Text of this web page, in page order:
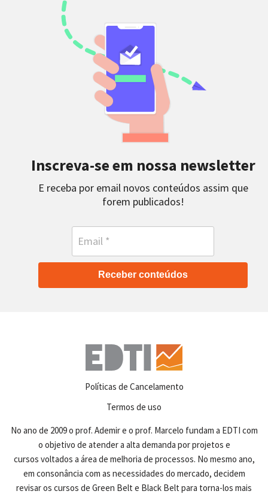
Inscreva-se em nossa newsletter
E receba por email novos conteúdos assim que
forem publicados!
Receber conteúdos
Políticas de Cancelamento
Termos de uso
No ano de 2009 o prof. Ademir e o prof. Marcelo fundam a EDTI com
o objetivo de atender a alta demanda por projetos e
cursos voltados a área de melhoria de processos. No mesmo ano,
em consonância com as necessidades do mercado, decidem
revisar os cursos de Green Belt e Black Belt para torna-los mais